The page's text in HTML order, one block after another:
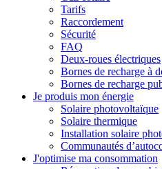
Tarifs
Raccordement
Sécurité
FAQ
Deux-roues électriques
Bornes de recharge à
Bornes de recharge
Je produis mon énergie
Solaire photovoltaïque
Solaire thermique
Installation solaire
Communautés
J'optimise ma consommation